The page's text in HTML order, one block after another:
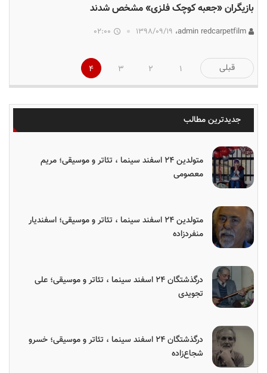
بازیگران «جعبه کوچک فلزی» مشخص شدند
۱۳۹۸/۰۹/۱۹ 02:00
صفحه‌بندی
نوشته‌ها
قبلی 1
2
3
4
جدیدترین مطالب
متولدین ۲۴ اسفند سینما ، تئاتر و موسیقی؛ مریم
معصومی
متولدین ۲۴ اسفند سینما ، تئاتر و موسیقی؛ اسفندیار
منفردزاده
درگذشتگان ۲۴ اسفند سینما ، تئاتر و موسیقی؛ علی
تجویدی
درگذشتگان ۲۴ اسفند سینما ، تئاتر و موسیقی؛ خسرو
شجاع‌زاده